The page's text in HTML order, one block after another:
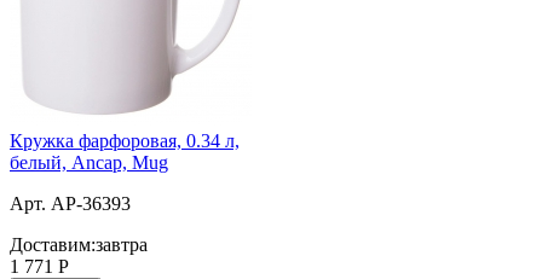
Кружка фарфоровая, 0.34 л,
белый, Ancap, Mug
Арт. AP-36393
Доставим:завтра
1 771 Р